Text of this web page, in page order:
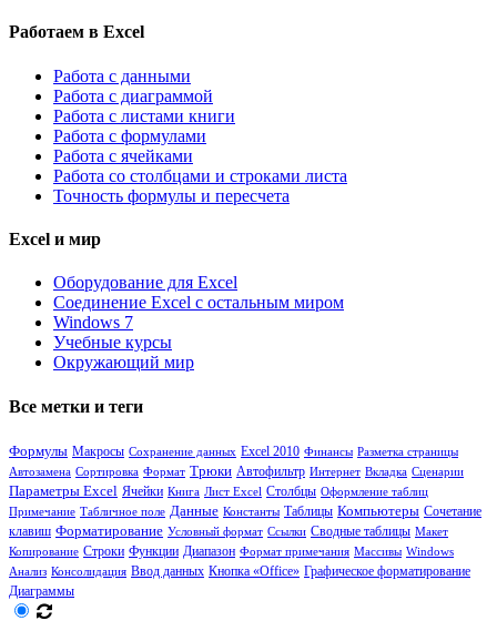
Работаем в Excel
Работа с данными
Работа с диаграммой
Работа с листами книги
Работа с формулами
Работа с ячейками
Работа со столбцами и строками листа
Точность формулы и пересчета
Excel и мир
Оборудование для Excel
Соединение Excel с остальным миром
Windows 7
Учебные курсы
Окружающий мир
Все метки и теги
Формулы Макросы Сохранение данных Excel 2010 Финансы Разметка страницы
Автозамена Сортировка Формат Трюки Автофильтр Интернет Вкладка Сценарии
Параметры Excel Ячейки Книга Лист Excel Столбцы Оформление таблиц
Примечание Табличное поле Данные Константы Таблицы Компьютеры Сочетание
клавиш Форматирование Условный формат Ссылки Сводные таблицы Макет
Копирование Строки Функции Диапазон Формат примечания Массивы Windows
Анализ Консолидация Ввод данных Кнопка «Office» Графическое форматирование
Диаграммы